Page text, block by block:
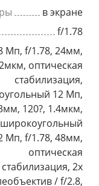
в экране
f/1.78
Мп, f/1.78, 24мм,
оптическая
стабилизация,
12 Мп,
120?, 1.4мкм,
Мп, f/1.78, 48мм,
оптическая
стабилизация, 2x
/ f/2.8,